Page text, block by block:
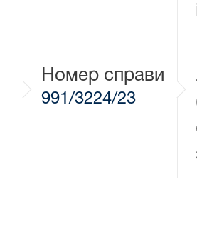
Номер справи
991/3224/23